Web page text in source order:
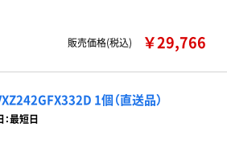
販売価格(税込) ￥29,766
1個（直送品）
最短日